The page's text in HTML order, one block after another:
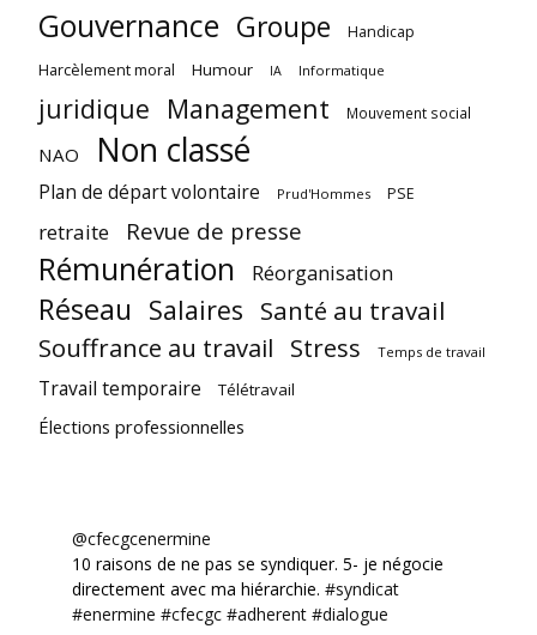
Gouvernance Groupe Handicap
Harcèlement moral Humour IA Informatique
juridique Management Mouvement social
NAO Non classé
Plan de départ volontaire Prud'Hommes PSE
retraite Revue de presse
Rémunération Réorganisation
Réseau Salaires Santé au travail
Souffrance au travail Stress Temps de travail
Travail temporaire Télétravail
Élections professionnelles
@cfecgcenermine
10 raisons de ne pas se syndiquer. 5- je négocie
directement avec ma hiérarchie. #syndicat
#enermine #cfecgc #adherent #dialogue